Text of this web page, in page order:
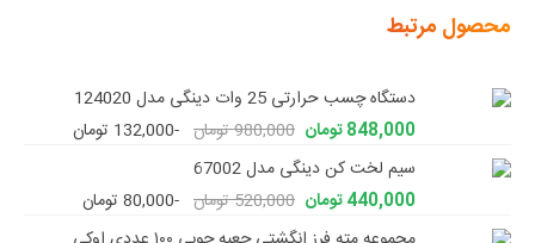
محصول مرتبط
دستگاه چسب حرارتی 25 وات دینگی مدل 124020
848,000 تومان
980,000 تومان
-132,000 تومان
سیم لخت کن دینگی مدل 67002
440,000 تومان
520,000 تومان
-80,000 تومان